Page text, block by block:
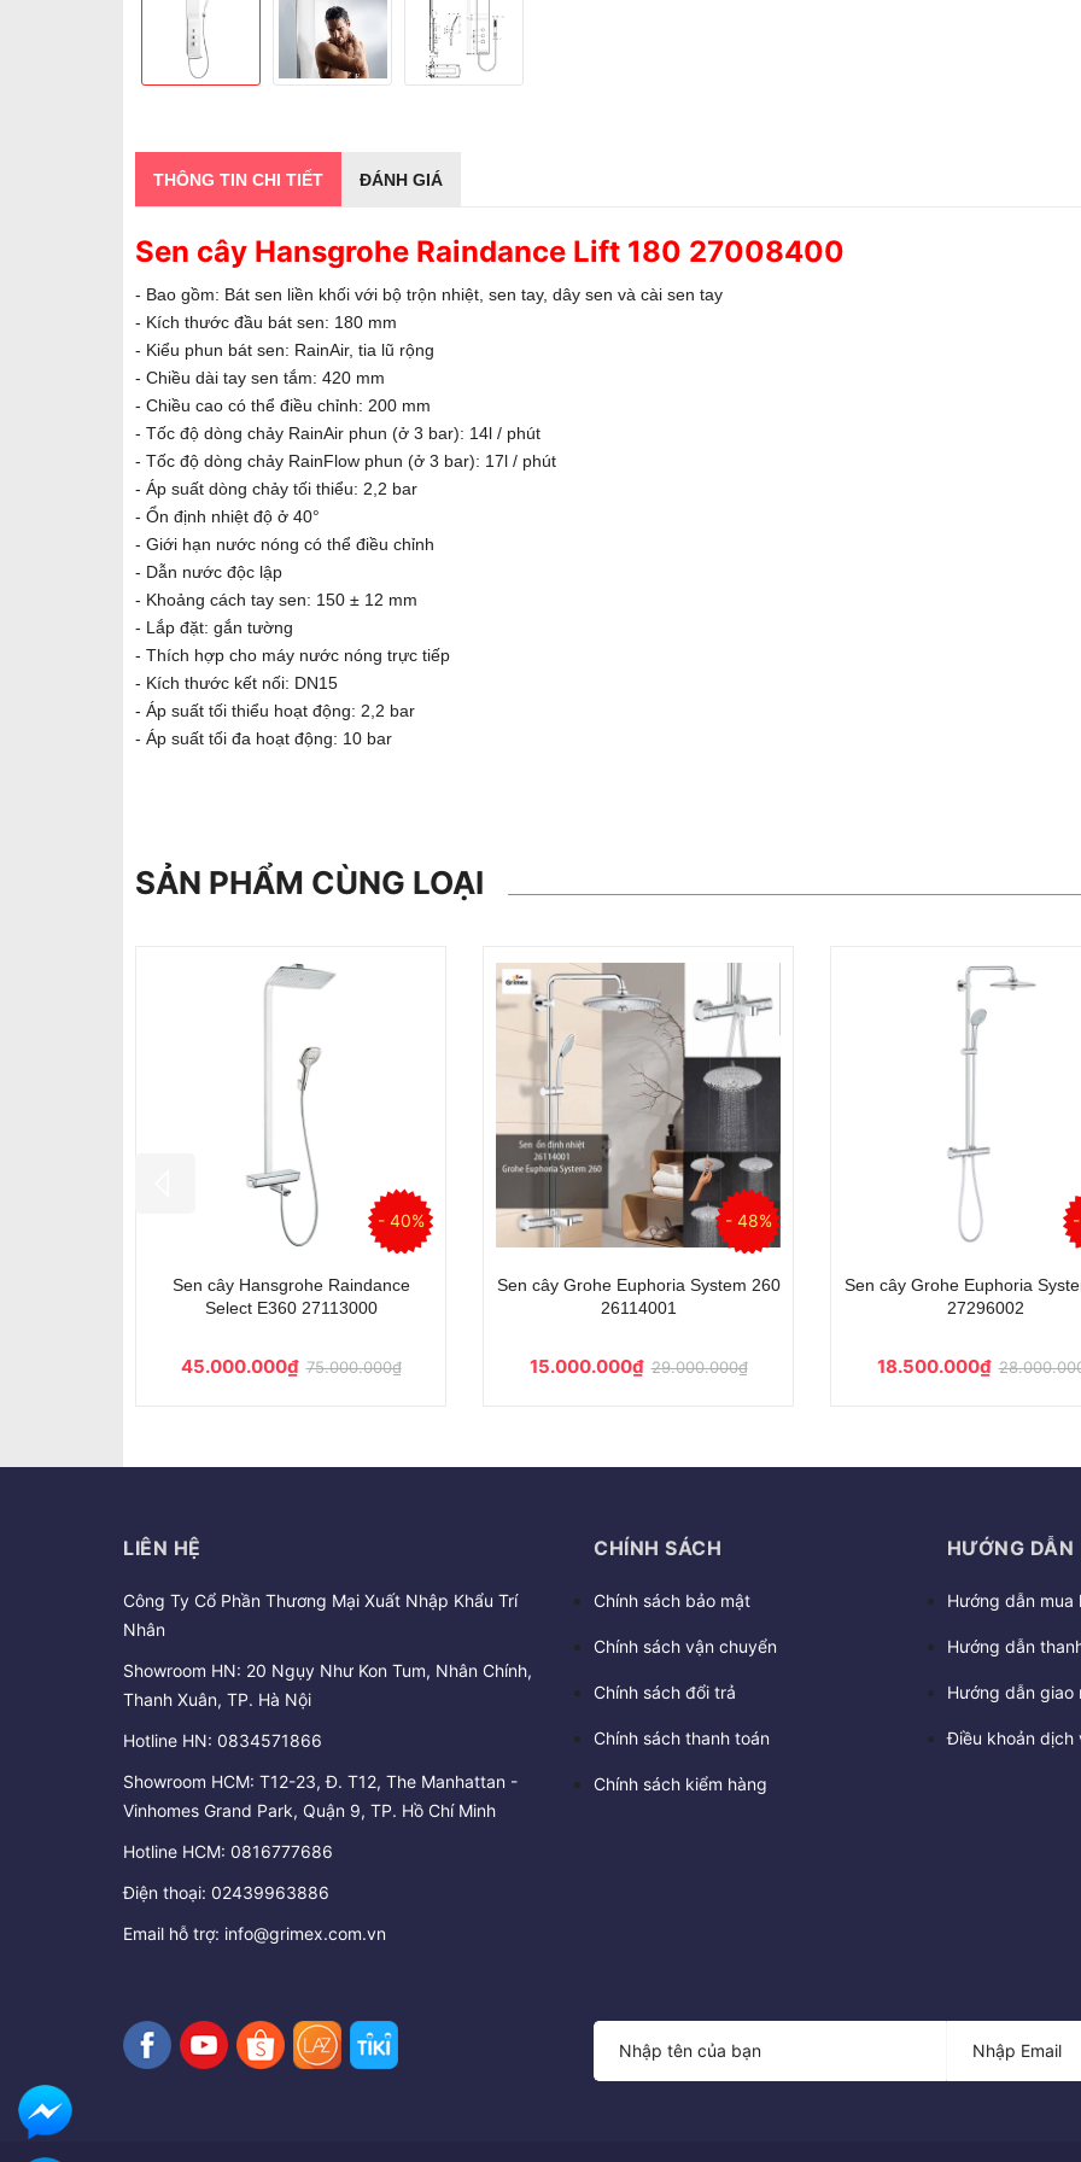
THÔNG TIN CHI TIẾT ĐÁNH GIÁ
Sen cây Hansgrohe Raindance Lift 180 27008400
- Bao gồm: Bát sen liền khối với bộ trộn nhiệt, sen tay, dây sen và cài sen tay
- Kích thước đầu bát sen: 180 mm
- Kiểu phun bát sen: RainAir, tia lũ rộng
- Chiều dài tay sen tắm: 420 mm
- Chiều cao có thể điều chỉnh: 200 mm
- Tốc độ dòng chảy RainAir phun (ở 3 bar): 14l / phút
- Tốc độ dòng chảy RainFlow phun (ở 3 bar): 17l / phút
- Áp suất dòng chảy tối thiểu: 2,2 bar
- Ổn định nhiệt độ ở 40°
- Giới hạn nước nóng có thể điều chỉnh
- Dẫn nước độc lập
- Khoảng cách tay sen: 150 ± 12 mm
- Lắp đặt: gắn tường
- Thích hợp cho máy nước nóng trực tiếp
- Kích thước kết nối: DN15
- Áp suất tối thiểu hoạt động: 2,2 bar
- Áp suất tối đa hoạt động: 10 bar
SẢN PHẨM CÙNG LOẠI
- 46%
Sen cây Hansgrohe Crometta E 240
27298000
13.600.000₫ 25.000.000₫
Sen cây Hansgrohe Crometta E 240
27271000
Liên hệ
Sen cây Hansgrohe Crometta
27320000
13.900.000₫
LIÊN HỆ
Công Ty Cổ Phần Thương Mại Xuất Nhập Khẩu Trí
Nhân
Showroom HN: 20 Ngụy Như Kon Tum, Nhân Chính,
Thanh Xuân, TP. Hà Nội
Hotline HN: 0834571866
Showroom HCM: T12-23, Đ. T12, The Manhattan -
Vinhomes Grand Park, Quận 9, TP. Hồ Chí Minh
Hotline HCM: 0816777686
Điện thoại: 02439963886
Email hỗ trợ: info@grimex.com.vn
CHÍNH SÁCH
Chính sách bảo mật
Chính sách vận chuyển
Chính sách đổi trả
Chính sách thanh toán
Chính sách kiểm hàng
HƯỚNG DẪN
Hướng dẫn mua
Hướng dẫn
Hướng dẫn giao
Điều khoản dịch